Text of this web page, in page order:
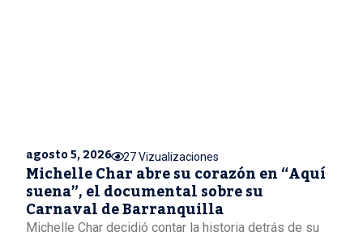
agosto 5, 2026 27 Vizualizaciones
Michelle Char abre su corazón en “Aquí
suena”, el documental sobre su
Carnaval de Barranquilla
Michelle Char decidió contar la historia detrás de su